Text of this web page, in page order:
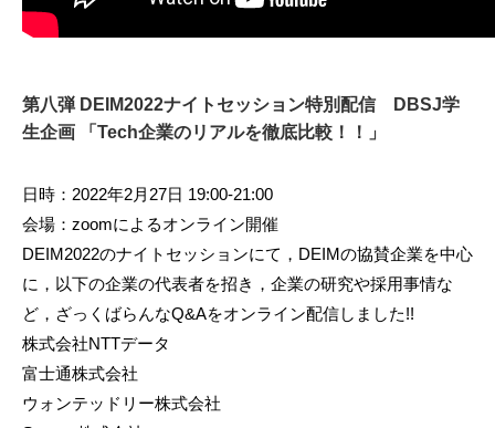
第八弾 DEIM2022ナイトセッション特別配信 DBSJ学
生企画 「Tech企業のリアルを徹底比較！！」
日時：2022年2月27日 19:00-21:00
会場：zoomによるオンライン開催
DEIM2022のナイトセッションにて，DEIMの協賛企業を中心
に，以下の企業の代表者を招き，企業の研究や採用事情な
ど，ざっくばらんなQ&Aをオンライン配信しました!!
株式会社NTTデータ
富士通株式会社
ウォンテッドリー株式会社